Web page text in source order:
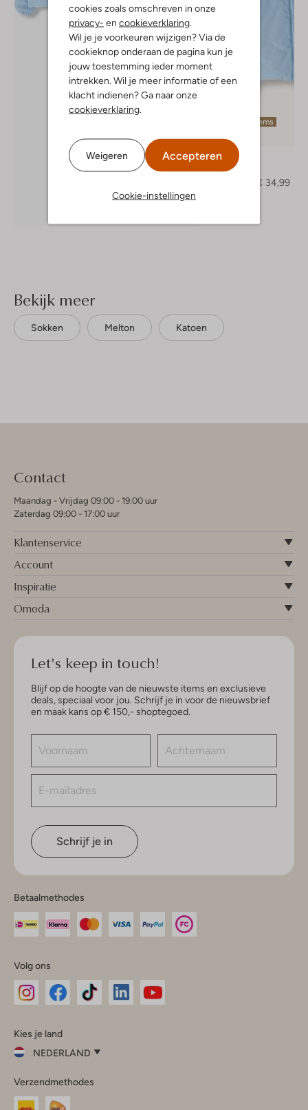
cookies zoals omschreven in onze
privacy- en cookieverklaring.
Wil je je voorkeuren wijzigen? Via de
cookieknop onderaan de pagina kun je
jouw toestemming ieder moment
intrekken. Wil je meer informatie of een
klacht indienen? Ga naar onze
cookieverklaring.
Weigeren Accepteren
Cookie-instellingen
Laatste items
-30%
Raizzed
Jack
€ 34,99
Bekijk meer
Sokken Melton Katoen
Contact
Maandag - Vrijdag 09:00 - 19:00 uur
Zaterdag 09:00 - 17:00 uur
Klantenservice
Account
Inspiratie
Omoda
Let's keep in touch!
Blijf op de hoogte van de nieuwste items en exclusieve
deals, speciaal voor jou. Schrijf je in voor de nieuwsbrief
en maak kans op € 150,- shoptegoed.
Schrijf je in
Betaalmethodes
Volg ons
InstagramFacebook
Kies je land
NEDERLAND
je
land
Verzendmethodes